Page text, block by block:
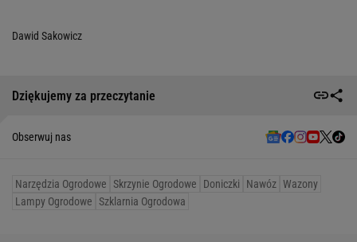
Dawid Sakowicz
Dziękujemy za przeczytanie
Obserwuj nas
Narzędzia Ogrodowe Skrzynie Ogrodowe Doniczki Nawóz Wazony
Lampy Ogrodowe Szklarnia Ogrodowa